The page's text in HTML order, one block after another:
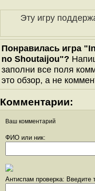
Эту игру
Понравилась игра
no Shoutaijou"?
заполни все поля
это обзор, а не
Комментарии:
Ваш комментарий
ФИО или ник:
Антиспам проверка: Введите